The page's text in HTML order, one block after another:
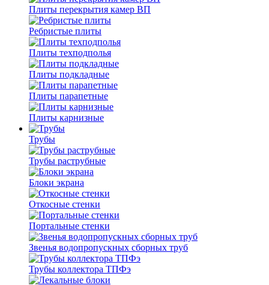
Плиты перекрытия камер ВП
Ребристые плиты
Плиты техподполья
Плиты подкладные
Плиты парапетные
Плиты карнизные
Трубы
Трубы раструбные
Блоки экрана
Откосные стенки
Портальные стенки
Звенья водопропускных сборных труб
Трубы коллектора ТПФэ